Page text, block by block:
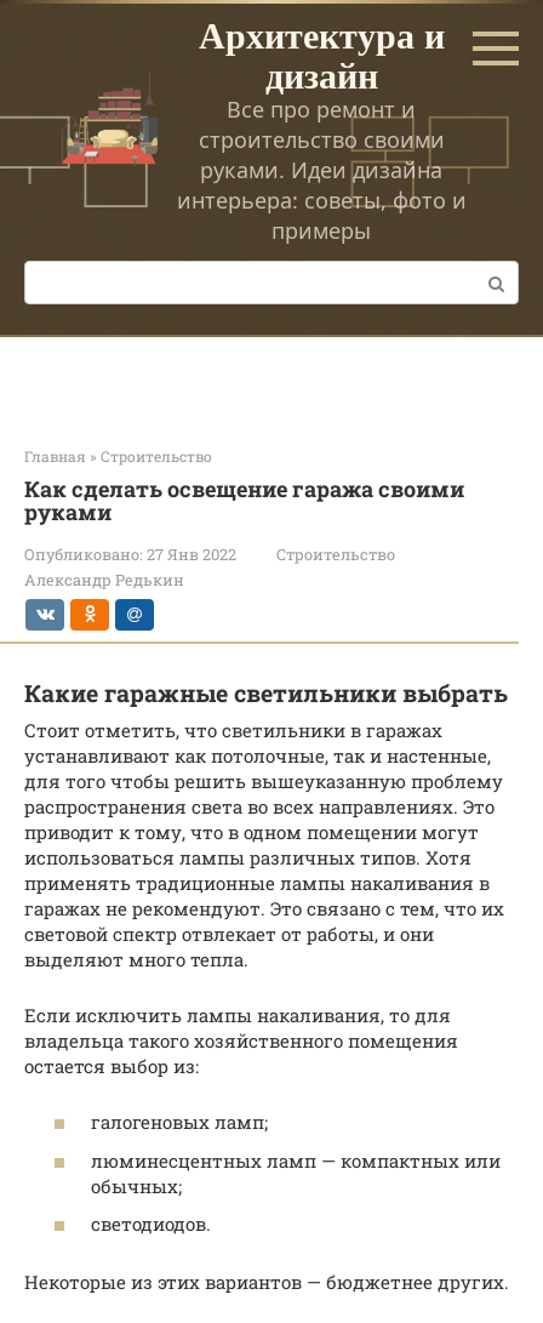
Перейти
Архитектура и
дизайн
Все про ремонт и
строительство своими
руками. Идеи дизайна
интерьера: советы, фото и
примеры
Поиск:
Главная » Строительство
Как сделать освещение гаража своими
руками
Опубликовано: 27 Янв 2022
Строительство
Александр Редькин
Какие гаражные светильники выбрать
Стоит отметить, что светильники в гаражах
устанавливают как потолочные, так и настенные,
для того чтобы решить вышеуказанную проблему
распространения света во всех направлениях. Это
приводит к тому, что в одном помещении могут
использоваться лампы различных типов. Хотя
применять традиционные лампы накаливания в
гаражах не рекомендуют. Это связано с тем, что их
световой спектр отвлекает от работы, и они
выделяют много тепла.
Если исключить лампы накаливания, то для
владельца такого хозяйственного помещения
остается выбор из:
галогеновых ламп;
люминесцентных ламп — компактных или
обычных;
светодиодов.
Некоторые из этих вариантов — бюджетнее других.